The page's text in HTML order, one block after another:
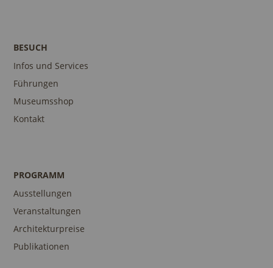
BESUCH
Infos und Services
Führungen
Museumsshop
Kontakt
PROGRAMM
Ausstellungen
Veranstaltungen
Architekturpreise
Publikationen